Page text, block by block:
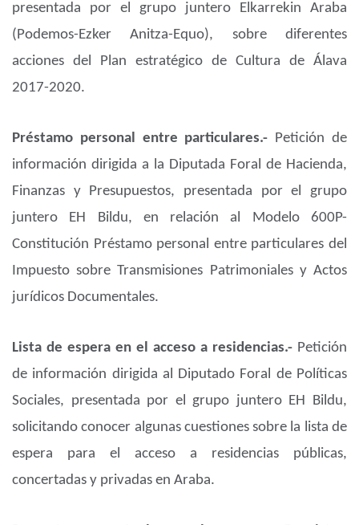
presentada por el grupo juntero Elkarrekin Araba
(Podemos-Ezker Anitza-Equo), sobre diferentes
acciones del Plan estratégico de Cultura de Álava
2017-2020.
Préstamo personal entre particulares.- Petición de
información dirigida a la Diputada Foral de Hacienda,
Finanzas y Presupuestos, presentada por el grupo
juntero EH Bildu, en relación al Modelo 600P-
Constitución Préstamo personal entre particulares del
Impuesto sobre Transmisiones Patrimoniales y Actos
jurídicos Documentales.
Lista de espera en el acceso a residencias.- Petición
de información dirigida al Diputado Foral de Políticas
Sociales, presentada por el grupo juntero EH Bildu,
solicitando conocer algunas cuestiones sobre la lista de
espera para el acceso a residencias públicas,
concertadas y privadas en Araba.